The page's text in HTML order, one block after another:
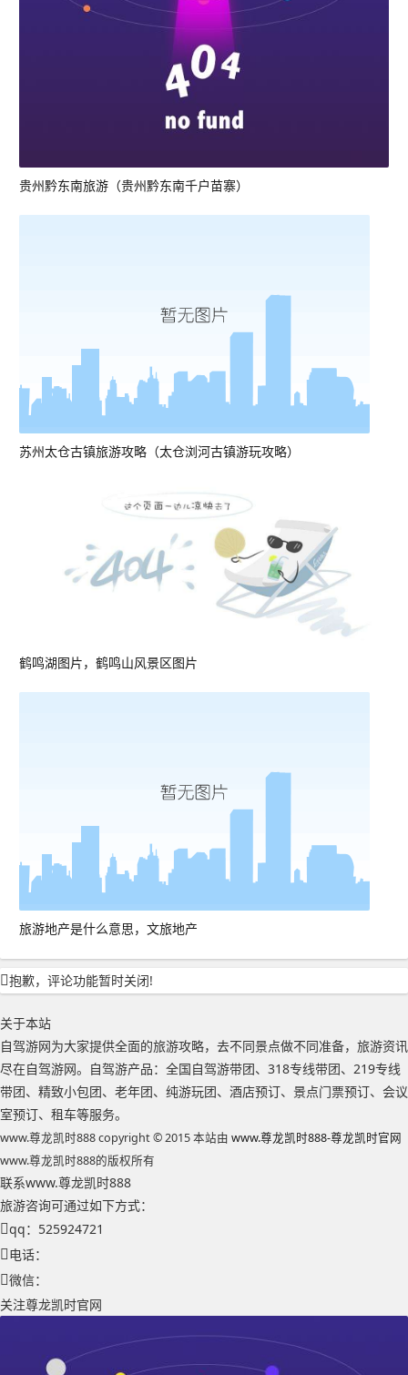
贵州黔东南旅游（贵州黔东南千户苗寨）
苏州太仓古镇旅游攻略（太仓浏河古镇游玩攻略）
鹤鸣湖图片，鹤鸣山风景区图片
旅游地产是什么意思，文旅地产
抱歉，评论功能暂时关闭!
关于本站
自驾游网为大家提供全面的旅游攻略，去不同景点做不同准备，旅游资讯
尽在自驾游网。自驾游产品：全国自驾游带团、318专线带团、219专线
带团、精致小包团、老年团、纯游玩团、酒店预订、景点门票预订、会议
室预订、租车等服务。
www.尊龙凯时888 copyright © 2015 本站由 www.尊龙凯时888-尊龙凯时官网
www.尊龙凯时888的版权所有
联系www.尊龙凯时888
旅游咨询可通过如下方式：
qq：525924721
电话：
微信：
关注尊龙凯时官网